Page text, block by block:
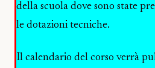
della scuola dove sono state
le dotazioni tecniche.
Il calendario del corso verrà